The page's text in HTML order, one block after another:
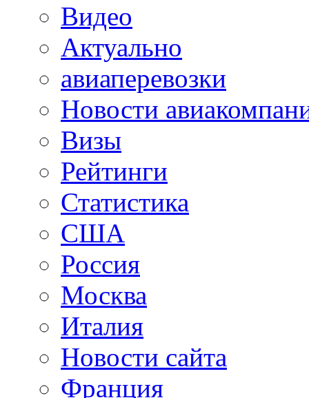
Видео
Актуально
авиаперевозки
Новости
Визы
Рейтинги
Статистика
США
Россия
Москва
Италия
Новости сайта
Франция